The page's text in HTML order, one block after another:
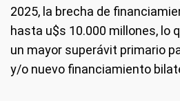
2025, la brecha de
hasta u$s 10.000 millones, lo
un mayor superávit primario
y/o nuevo financiamiento